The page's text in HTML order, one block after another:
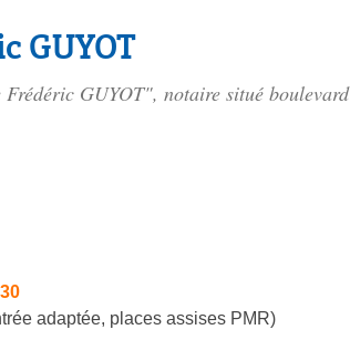
GUYOT
GUYOT", notaire situé boulevard
adaptée, places assises PMR)